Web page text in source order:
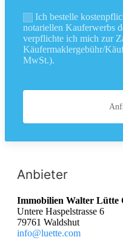
Ich bestelle
notariellen Kauferwerbs
verpflichte ich mich zur
Käufermaklergebühr/
MwSt.).
Anbieter
Immobilien Walter Lütte
Untere Haspelstrasse 6
79761 Waldshut
info@luette.com